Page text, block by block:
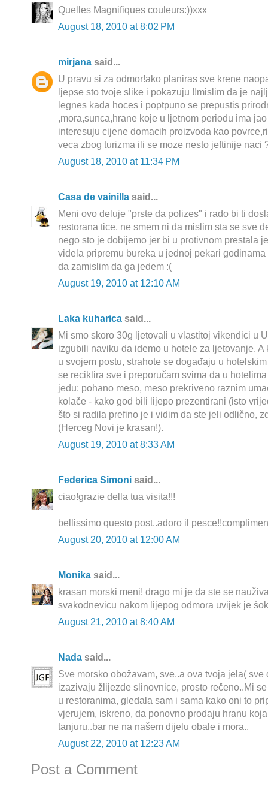
Quelles Magnifiques couleurs:))xxx
August 18, 2010 at 8:02 PM
mirjana said...
U pravu si za odmor!ako planiras sve krene
ljepse sto tvoje slike i pokazuju !!mislim da je
legnes kada hoces i poptpuno se prepustis
,mora,sunca,hrane koje u ljetnom periodu ima
interesuju cijene domacih proizvoda kao
veca zbog turizma ili se moze nesto jeftinije naci
August 18, 2010 at 11:34 PM
Casa de vainilla said...
Meni ovo deluje "prste da polizes" i rado bi ti
restorana tice, ne smem ni da mislim sta se sve
nego sto je dobijemo jer bi u protivnom prestala
videla pripremu bureka u jednoj pekari
da zamislim da ga jedem :(
August 19, 2010 at 12:10 AM
Laka kuharica said...
Mi smo skoro 30g ljetovali u vlastitoj vikendici u
izgubili naviku da idemo u hotele za ljetovanje. A
u svojem postu, strahote se događaju u
se reciklira sve i preporučam svima da u
jedu: pohano meso, meso prekriveno raznim
kolače - kako god bili lijepo prezentirani (isto
što si radila prefino je i vidim da ste jeli odlično,
(Herceg Novi je krasan!).
August 19, 2010 at 8:33 AM
Federica Simoni said...
ciao!grazie della tua visita!!!
bellissimo questo post..adoro il
August 20, 2010 at 12:00 AM
Monika said...
krasan morski meni! drago mi je da ste se
svakodnevicu nakom lijepog odmora uvijek je
August 21, 2010 at 8:40 AM
Nada said...
Sve morsko obožavam, sve..a ova tvoja jela(
izazivaju žlijezde slinovnice, prosto rečeno..Mi
u restoranima, gledala sam i sama kako oni to
vjerujem, iskreno, da ponovno prodaju hranu
tanjuru..bar ne na našem dijelu obale i mora..
August 22, 2010 at 12:23 AM
Post a Comment